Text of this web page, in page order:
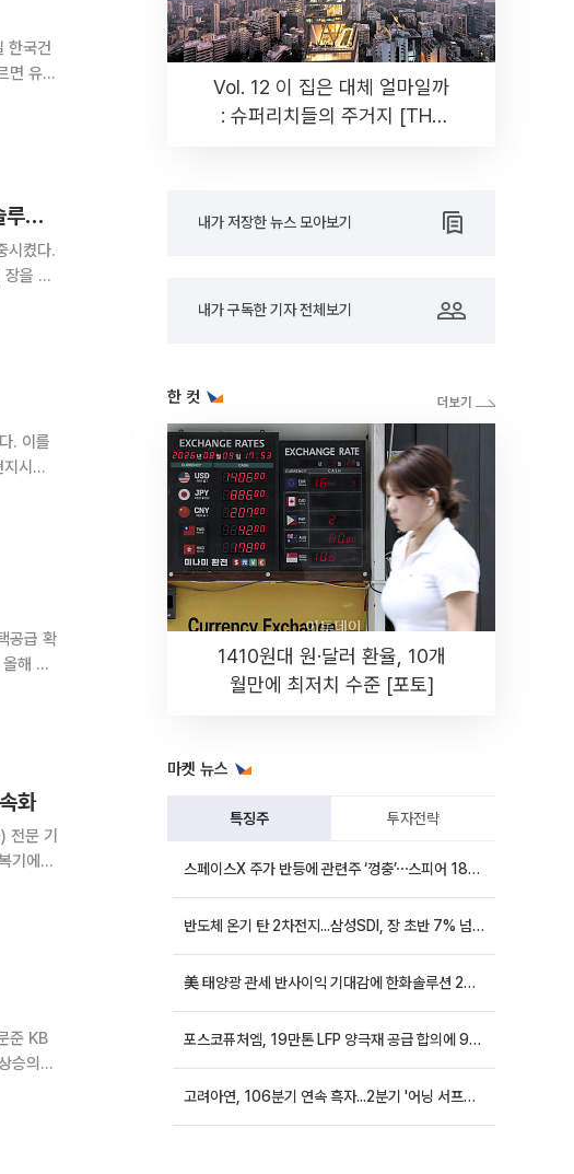
면 유가
[급등락주 짚어보기] 태양광 에너지의 화려한 부활…HD현대에너지솔루션 '上'
시켰다.
을 마
. 이를
해 발
화
기에
승의
Vol. 12 이 집은 대체 얼마일까
: 슈퍼리치들의 주거지 [THE
내가 저장한 뉴스 모아보기
내가 구독한 기자 전체보기
한 컷
1410원대 원·달러 환율, 10개
월만에 최저치 수준 [포토]
마켓 뉴스
특징주 투자전략
스페이스X 주가 반등에 관련주 ‘껑충’⋯스피어 18%ㆍ에이치브이엠 12%↑
반도체 온기 탄 2차전지...삼성SDI, 장 초반 7% 넘게 껑충
美 태양광 관세 반사이익 기대감에 한화솔루션 20%대·OCI홀딩스 14%대 급등
포스코퓨처엠, 19만톤 LFP 양극재 공급 합의에 9%대 강세
고려아연, 106분기 연속 흑자...2분기 '어닝 서프라이즈'에 장 초반 12%대 강세